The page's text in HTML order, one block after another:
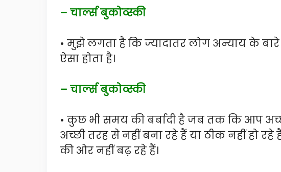
– चार्ल्स बुकोव्स्की
• मुझे लगता है कि ज्यादातर लोग अन्याय के
ऐसा होता है।
– चार्ल्स बुकोव्स्की
• कुछ भी समय की बर्बादी है जब तक कि आप
अच्छी तरह से नहीं बना रहे हैं या ठीक नहीं हो रहे
की ओर नहीं बढ़ रहे हैं।